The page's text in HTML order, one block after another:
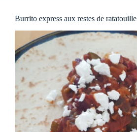
Burrito express aux restes de ratatouille